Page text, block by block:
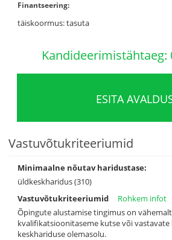
Finantseering:
täiskoormus: tasuta
Kandideerimistähtaeg:
ESITA
Vastuvõtukriteeriumid
Minimaalne nõutav haridustase:
üldkeskharidus (310)
Vastuvõtukriteeriumid
Õpingute alustamise tingimus on
kvalifikatsioonitaseme kutse või
keskhariduse olemasolu.
Rohkem infot